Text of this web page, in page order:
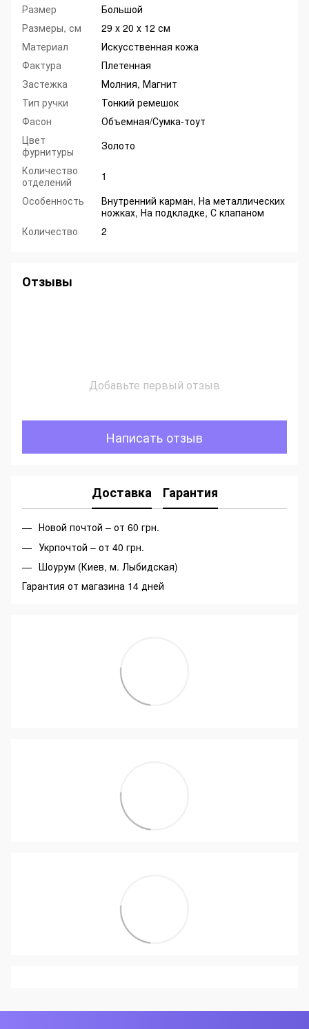
Размер
Большой
Размеры, см
29 х 20 х 12 см
Материал
Искусственная кожа
Фактура
Плетенная
Застежка
Молния, Магнит
Тип ручки
Тонкий ремешок
Фасон
Объемная/Сумка-тоут
Цвет
фурнитуры
Золото
Количество
отделений
1
Особенность
Внутренний карман, На металлических
ножках, На подкладке, С клапаном
Количество
2
Отзывы
Добавьте первый отзыв
Написать отзыв
Доставка Гарантия
Новой почтой – от 60 грн.
Укрпочтой – от 40 грн.
Шоурум (Киев, м. Лыбидская)
Гарантия от магазина 14 дней